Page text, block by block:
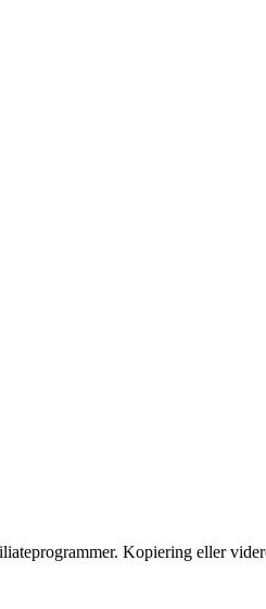
Kopiering eller